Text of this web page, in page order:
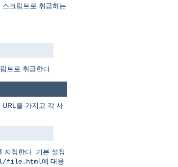
크립트로 취급하는
트로 취급한다.
URL을 가지고 각 사
지정한다. 기본 설정
file.html에 대응